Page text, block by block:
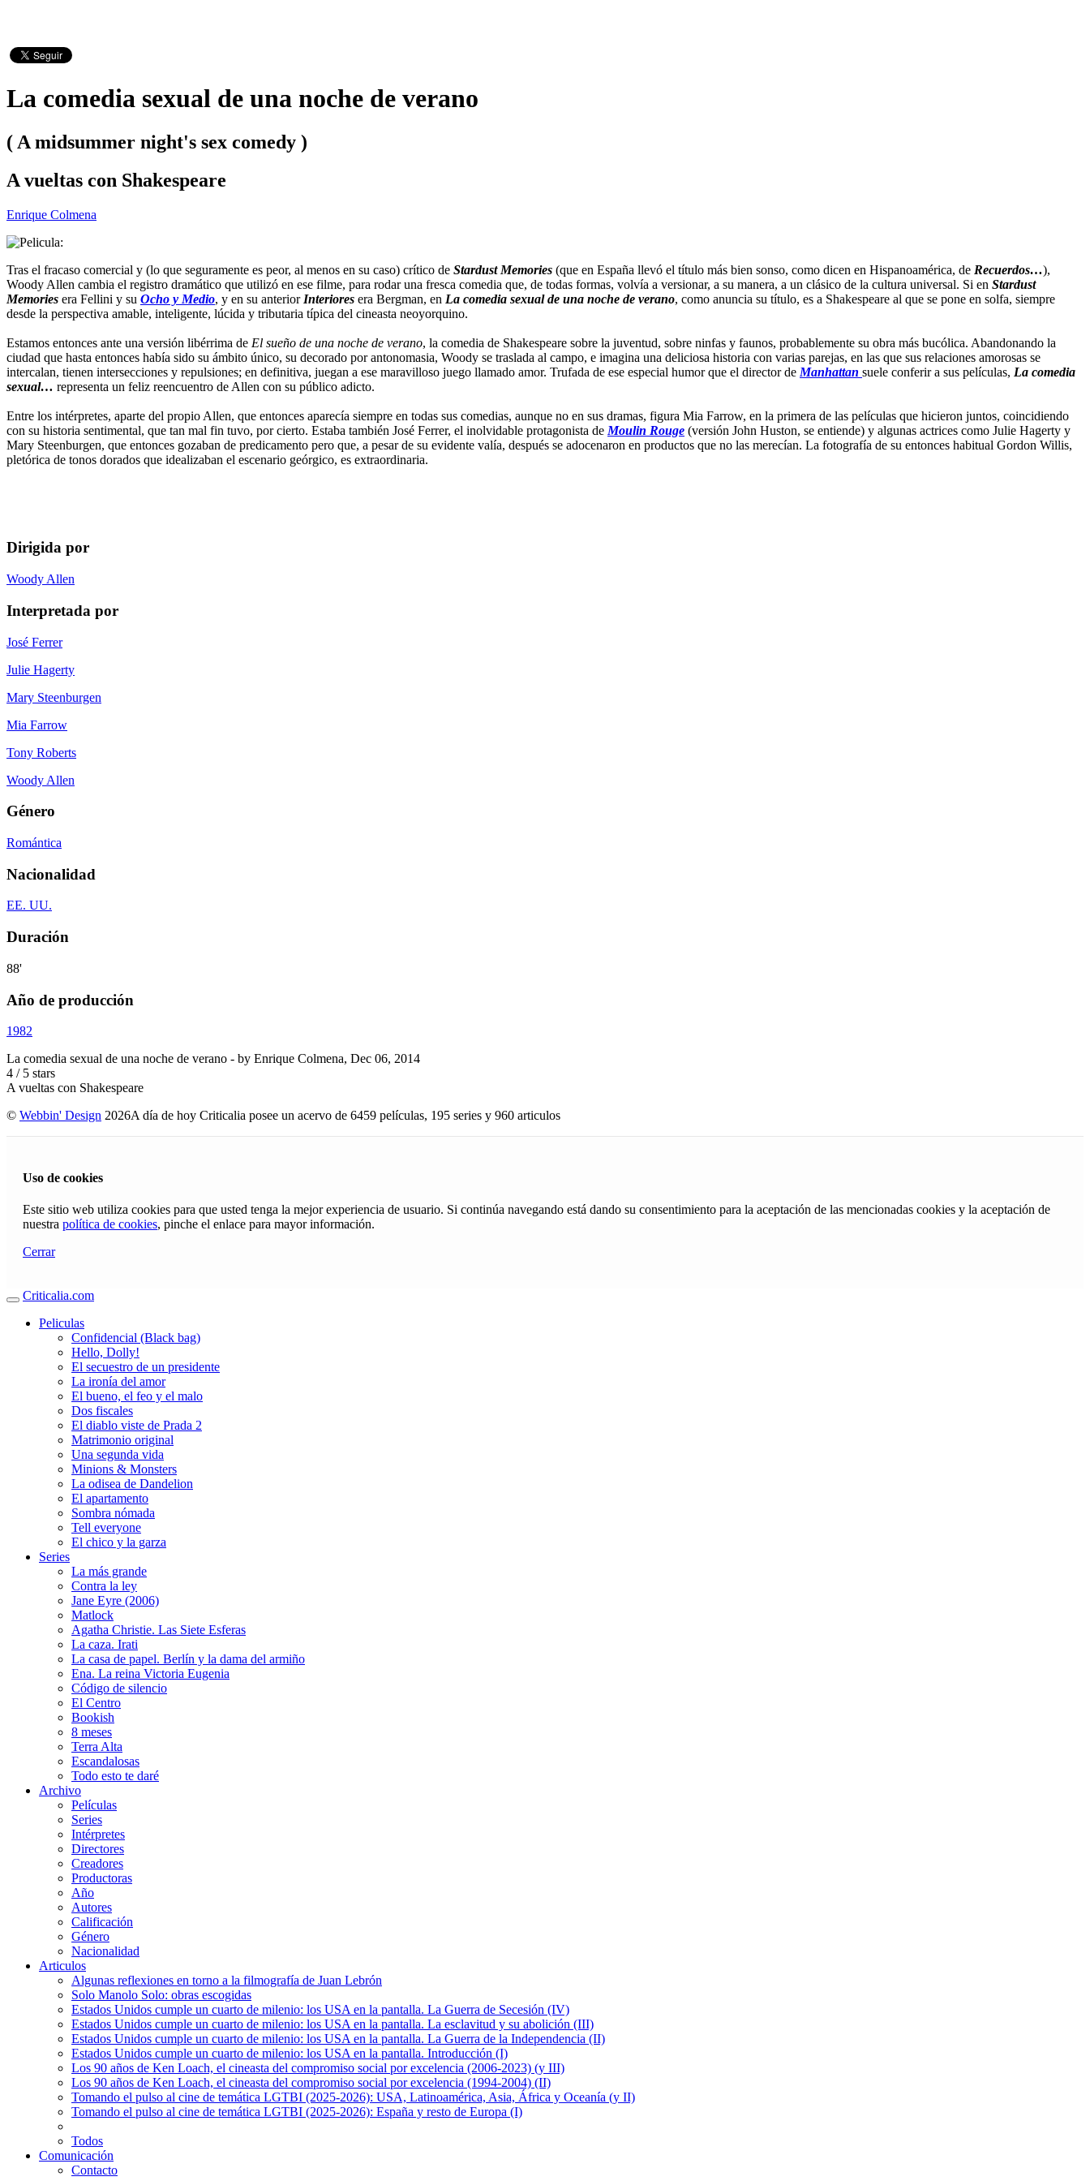
La comedia sexual de una noche de verano
( A midsummer night's sex comedy )
A vueltas con Shakespeare
Enrique Colmena
Tras el fracaso comercial y (lo que seguramente es peor, al menos en su caso) crítico de Stardust Memories (que en España llevó el título más bien sonso, como dicen en Hispanoamérica, de Recuerdos…),
Woody Allen cambia el registro dramático que utilizó en ese filme, para rodar una fresca comedia que, de todas formas, volvía a versionar, a su manera, a un clásico de la cultura universal. Si en Stardust
Memories era Fellini y su Ocho y Medio, y en su anterior Interiores era Bergman, en La comedia sexual de una noche de verano, como anuncia su título, es a Shakespeare al que se pone en solfa, siempre
desde la perspectiva amable, inteligente, lúcida y tributaria típica del cineasta neoyorquino.
Estamos entonces ante una versión libérrima de El sueño de una noche de verano, la comedia de Shakespeare sobre la juventud, sobre ninfas y faunos, probablemente su obra más bucólica. Abandonando la
ciudad que hasta entonces había sido su ámbito único, su decorado por antonomasia, Woody se traslada al campo, e imagina una deliciosa historia con varias parejas, en las que sus relaciones amorosas se
intercalan, tienen intersecciones y repulsiones; en definitiva, juegan a ese maravilloso juego llamado amor. Trufada de ese especial humor que el director de Manhattan suele conferir a sus películas, La comedia
sexual… representa un feliz reencuentro de Allen con su público adicto.
Entre los intérpretes, aparte del propio Allen, que entonces aparecía siempre en todas sus comedias, aunque no en sus dramas, figura Mia Farrow, en la primera de las películas que hicieron juntos, coincidiendo
con su historia sentimental, que tan mal fin tuvo, por cierto. Estaba también José Ferrer, el inolvidable protagonista de Moulin Rouge (versión John Huston, se entiende) y algunas actrices como Julie Hagerty y
Mary Steenburgen, que entonces gozaban de predicamento pero que, a pesar de su evidente valía, después se adocenaron en productos que no las merecían. La fotografía de su entonces habitual Gordon Willis,
pletórica de tonos dorados que idealizaban el escenario geórgico, es extraordinaria.
Dirigida por
Woody Allen
Interpretada por
José Ferrer
Julie Hagerty
Mary Steenburgen
Mia Farrow
Tony Roberts
Woody Allen
Género
Romántica
Nacionalidad
EE. UU.
Duración
88'
Año de producción
1982
La comedia sexual de una noche de verano - by Enrique Colmena, Dec 06, 2014
4 / 5 stars
A vueltas con Shakespeare
© Webbin' Design 2026A día de hoy Criticalia posee un acervo de 6459 películas, 195 series y 960 articulos
Uso de cookies
Este sitio web utiliza cookies para que usted tenga la mejor experiencia de usuario. Si continúa navegando está dando su consentimiento para la aceptación de las mencionadas cookies y la aceptación de
nuestra política de cookies, pinche el enlace para mayor información.
Cerrar
Criticalia.com
Peliculas
Confidencial (Black bag)
Hello, Dolly!
El secuestro de un presidente
La ironía del amor
El bueno, el feo y el malo
Dos fiscales
El diablo viste de Prada 2
Matrimonio original
Una segunda vida
Minions & Monsters
La odisea de Dandelion
El apartamento
Sombra nómada
Tell everyone
El chico y la garza
Series
La más grande
Contra la ley
Jane Eyre (2006)
Matlock
Agatha Christie. Las Siete Esferas
La caza. Irati
La casa de papel. Berlín y la dama del armiño
Ena. La reina Victoria Eugenia
Código de silencio
El Centro
Bookish
8 meses
Terra Alta
Escandalosas
Todo esto te daré
Archivo
Películas
Series
Intérpretes
Directores
Creadores
Productoras
Año
Autores
Calificación
Género
Nacionalidad
Articulos
Algunas reflexiones en torno a la filmografía de Juan Lebrón
Solo Manolo Solo: obras escogidas
Estados Unidos cumple un cuarto de milenio: los USA en la pantalla. La Guerra de Secesión (IV)
Estados Unidos cumple un cuarto de milenio: los USA en la pantalla. La esclavitud y su abolición (III)
Estados Unidos cumple un cuarto de milenio: los USA en la pantalla. La Guerra de la Independencia (II)
Estados Unidos cumple un cuarto de milenio: los USA en la pantalla. Introducción (I)
Los 90 años de Ken Loach, el cineasta del compromiso social por excelencia (2006-2023) (y III)
Los 90 años de Ken Loach, el cineasta del compromiso social por excelencia (1994-2004) (II)
Tomando el pulso al cine de temática LGTBI (2025-2026): USA, Latinoamérica, Asia, África y Oceanía (y II)
Tomando el pulso al cine de temática LGTBI (2025-2026): España y resto de Europa (I)
Todos
Comunicación
Contacto